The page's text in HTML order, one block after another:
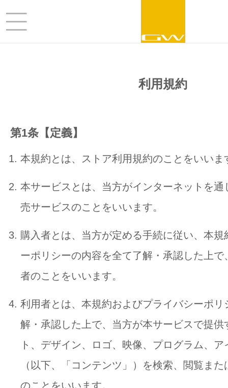
利用規約
第1条【定義】
本規約とは、ストア利用規約のことをいいま
本サービスとは、当方がインターネットを通
売サービスのことをいいます。
購入者とは、当方が定める手続に従い、本
ーポリシーの内容を全て了解・承認した上
者のことをいいます。
利用者とは、本規約およびプライバシーポリ
解・承認した上で、当方が本サービスで提供
ト、デザイン、ロゴ、映像、プログラム、
（以下、「コンテンツ」）を検索、閲覧ま
のことをいいます。